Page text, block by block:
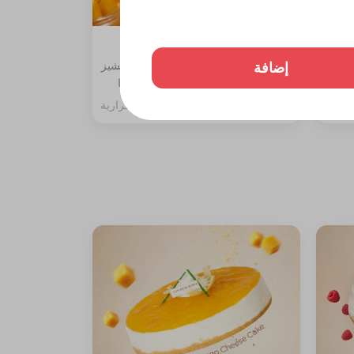
جلي
تشيز كيك مانجو قطعة
المكونات: طبقة بسكوت دايجستف والتشيز
مع سبونج الفانيليا مغطاة بصوص المنجا
إضافة